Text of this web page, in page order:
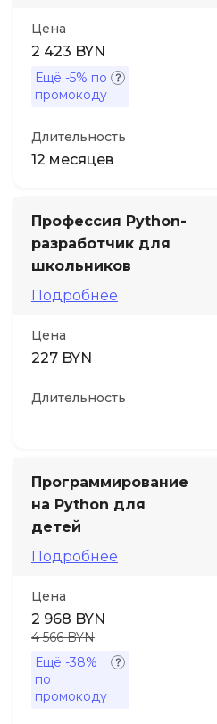
Цена
2 423 BYN
Ещё -5% по
промокоду
Длительность
12 месяцев
Профессия Python-
разработчик для
школьников
Подробнее
Цена
227 BYN
Длительность
Программирование
на Python для
детей
Подробнее
Цена
2 968 BYN
4 566 BYN
Ещё -38%
по
промокоду